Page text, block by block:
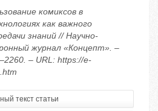
комиксов в
как важного
знаний // Научно-
журнал «Концепт». –
– URL: https://e-
текст статьи